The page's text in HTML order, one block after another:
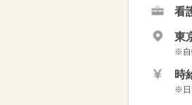
看
東
※自
時
※日